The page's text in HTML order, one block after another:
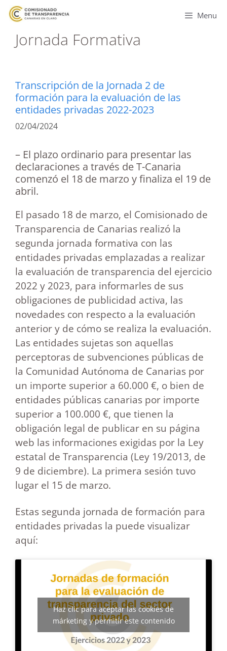
Menu
Jornada Formativa
Transcripción de la Jornada 2 de
formación para la evaluación de las
entidades privadas 2022-2023
02/04/2024
– El plazo ordinario para presentar las
declaraciones a través de T-Canaria
comenzó el 18 de marzo y finaliza el 19 de
abril.
El pasado 18 de marzo, el Comisionado de
Transparencia de Canarias realizó la
segunda jornada formativa con las
entidades privadas emplazadas a realizar
la evaluación de transparencia del ejercicio
2022 y 2023, para informarles de sus
obligaciones de publicidad activa, las
novedades con respecto a la evaluación
anterior y de cómo se realiza la evaluación.
Las entidades sujetas son aquellas
perceptoras de subvenciones públicas de
la Comunidad Autónoma de Canarias por
un importe superior a 60.000 €, o bien de
entidades públicas canarias por importe
superior a 100.000 €, que tienen la
obligación legal de publicar en su página
web las informaciones exigidas por la Ley
estatal de Transparencia (Ley 19/2013, de
9 de diciembre). La primera sesión tuvo
lugar el 15 de marzo.
Estas segunda jornada de formación para
entidades privadas la puede visualizar
aquí:
Haz clic para aceptar las cookies de
márketing y permitir este contenido